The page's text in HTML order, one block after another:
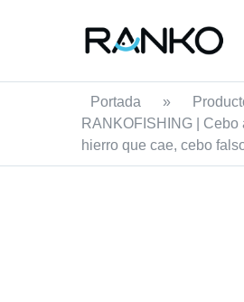
Portada »
RANKOFISHING |
hierro que cae, cebo